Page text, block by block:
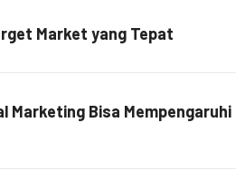
Market yang Tepat
Marketing Bisa Mempengaruhi